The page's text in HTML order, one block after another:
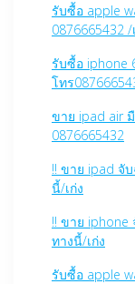
รับซื้อ apple
0876665432 /
รับซื้อ iphone
โทร
ขาย ipad air
0876665432
!! ขาย ipad จั
นี้/เก่ง
!! ขาย
ทางนี้/เก่ง
รับซื้อ apple